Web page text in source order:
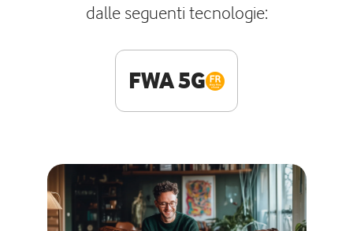
dalle seguenti tecnologie:
FWA 5G